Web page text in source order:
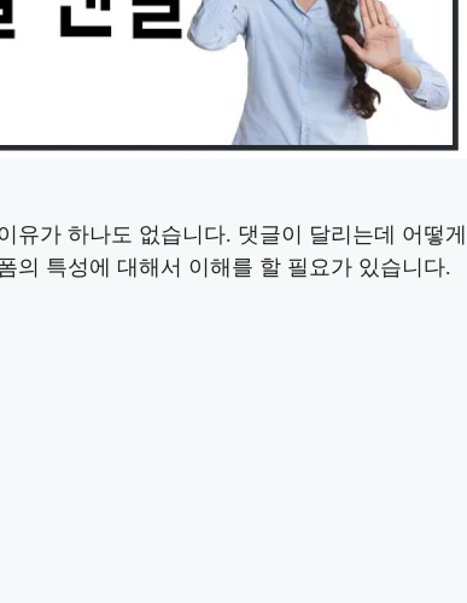
가 하나도 없습니다. 댓글이 달리는데 어떻게
의 특성에 대해서 이해를 할 필요가 있습니다.